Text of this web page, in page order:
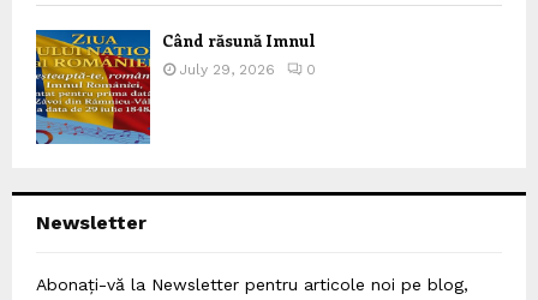
Când răsună Imnul
July 29, 2026 0
Newsletter
Abonați-vă la Newsletter pentru articole noi pe blog,